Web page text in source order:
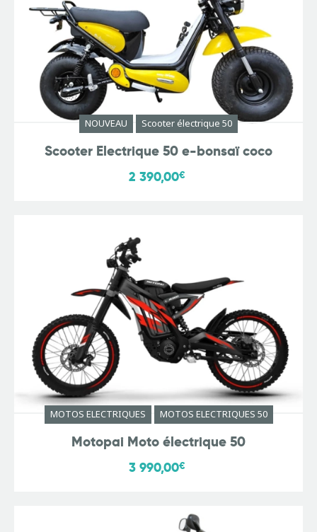
NOUVEAU Scooter électrique 50
Scooter Electrique 50 e-bonsaï coco
2 390,00€
MOTOS ELECTRIQUES MOTOS ELECTRIQUES 50
Motopai Moto électrique 50
3 990,00€